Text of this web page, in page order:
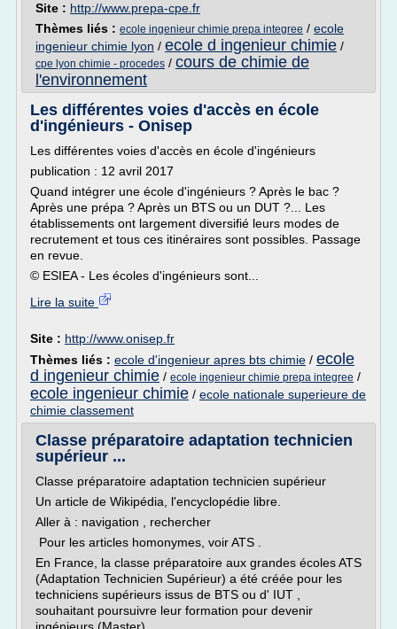
Site : http://www.prepa-cpe.fr
Thèmes liés : ecole ingenieur chimie prepa integree / ecole
ingenieur chimie lyon / ecole d ingenieur chimie /
cpe lyon chimie - procedes / cours de chimie de
l'environnement
Les différentes voies d'accès en école
d'ingénieurs - Onisep
Les différentes voies d'accès en école d'ingénieurs
publication : 12 avril 2017
Quand intégrer une école d'ingénieurs ? Après le bac ?
Après une prépa ? Après un BTS ou un DUT ?... Les
établissements ont largement diversifié leurs modes de
recrutement et tous ces itinéraires sont possibles. Passage
en revue.
© ESIEA - Les écoles d'ingénieurs sont...
Lire la suite
Site : http://www.onisep.fr
Thèmes liés : ecole d'ingenieur apres bts chimie / ecole
d ingenieur chimie / ecole ingenieur chimie prepa integree /
ecole ingenieur chimie / ecole nationale superieure de
chimie classement
Classe préparatoire adaptation technicien
supérieur ...
Classe préparatoire adaptation technicien supérieur
Un article de Wikipédia, l'encyclopédie libre.
Aller à : navigation , rechercher
Pour les articles homonymes, voir ATS .
En France, la classe préparatoire aux grandes écoles ATS
(Adaptation Technicien Supérieur) a été créée pour les
techniciens supérieurs issus de BTS ou d' IUT ,
souhaitant poursuivre leur formation pour devenir